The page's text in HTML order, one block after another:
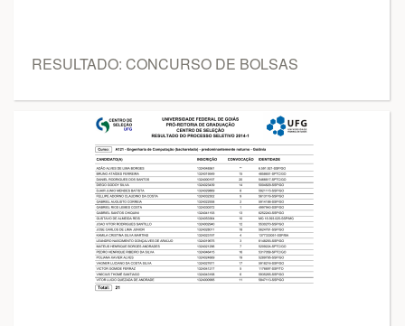
RESULTADO: CONCURSO DE BOLSAS